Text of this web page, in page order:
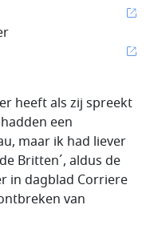
heeft als zij spreekt
een
maar ik had liever
Britten´, aldus de
in dagblad Corriere
van